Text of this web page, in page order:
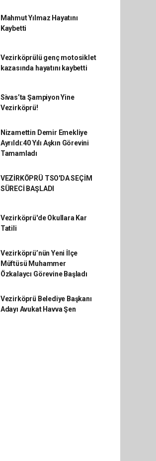
Mahmut Yılmaz Hayatını
Kaybetti
Vezirköprülü genç motosiklet
kazasında hayatını kaybetti
Sivas’ta Şampiyon Yine
Vezirköprü!
Nizamettin Demir Emekliye
Ayrıldı:40 Yılı Aşkın Görevini
Tamamladı
VEZİRKÖPRÜ TSO'DA SEÇİM
SÜRECİ BAŞLADI
Vezirköprü'de Okullara Kar
Tatili
Vezirköprü’nün Yeni İlçe
Müftüsü Muhammer
Özkalaycı Görevine Başladı
Vezirköprü Belediye Başkanı
Adayı Avukat Havva Şen